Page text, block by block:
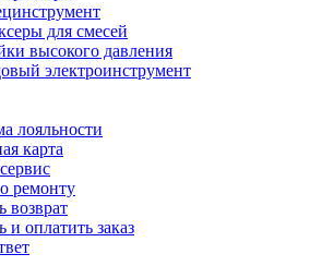
для смесей
высокого давления
электроинструмент
лояльности
карта
ремонту
возврат
оплатить заказ